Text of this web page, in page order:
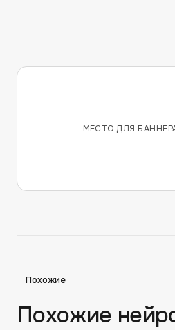
МЕСТО ДЛЯ
Похожие
Похожие